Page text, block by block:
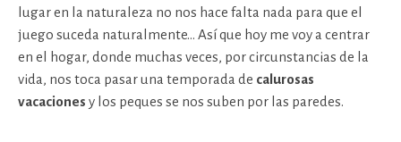
lugar en la naturaleza no nos hace falta nada para que el
juego suceda naturalmente… Así que hoy me voy a centrar
en el hogar, donde muchas veces, por circunstancias de la
vida, nos toca pasar una temporada de calurosas
vacaciones y los peques se nos suben por las paredes.